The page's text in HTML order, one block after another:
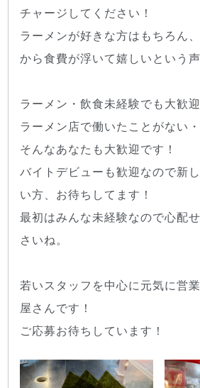
チャージしてください！
ラーメンが好きな方はもちろん
から食費が浮いて嬉しいという声
ラーメン・飲食未経験でも大歓迎
ラーメン店で働いたことがない
そんなあなたも大歓迎です！
バイトデビューも歓迎なので新
い方、お待ちしてます！
最初はみんな未経験なので心配
さいね。
若いスタッフを中心に元気に営
屋さんです！
ご応募お待ちしています！